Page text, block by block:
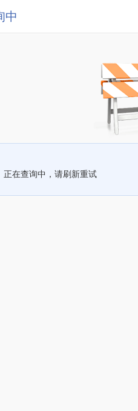
中
正在查询中，请刷新重试